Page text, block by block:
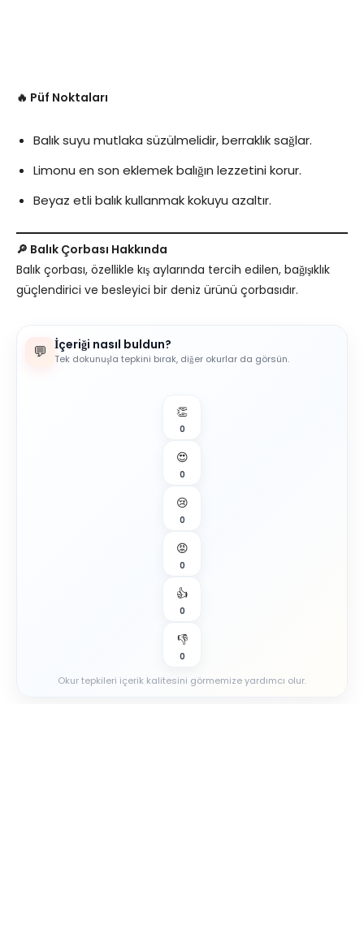
🔥 Püf Noktaları
Balık suyu mutlaka süzülmelidir, berraklık sağlar.
Limonu en son eklemek balığın lezzetini korur.
Beyaz etli balık kullanmak kokuyu azaltır.
🔎 Balık Çorbası Hakkında
Balık çorbası, özellikle kış aylarında tercih edilen, bağışıklık
güçlendirici ve besleyici bir deniz ürünü çorbasıdır.
💬 İçeriği nasıl buldun?
Tek dokunuşla tepkini bırak, diğer okurlar da görsün.
👏
0
😍
0
😢
0
😡
0
👍
0
👎
0
Okur tepkileri içerik kalitesini görmemize yardımcı olur.